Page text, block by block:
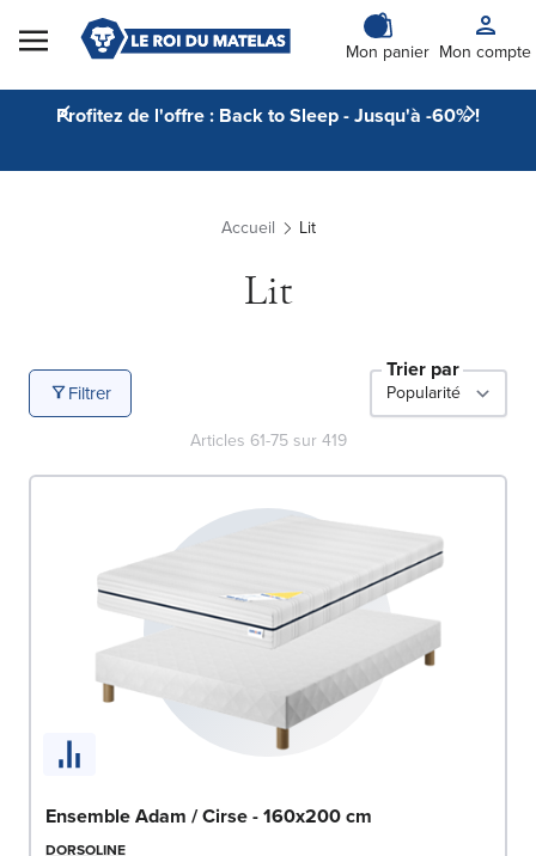
Skip to Content
Mon panier Mon compte
Profitez de l'offre : Back to Sleep - Jusqu'à -60% !
Accueil Lit
Lit
Filtrer
Trier par
Articles 61-75sur419
Ensemble Adam / Cirse - 160x200 cm
DORSOLINE